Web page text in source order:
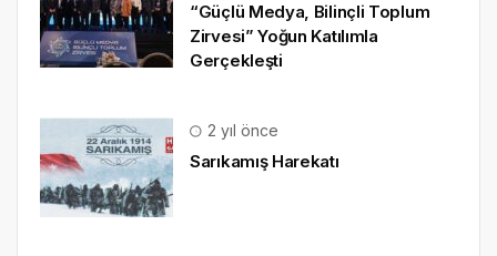
“Güçlü Medya, Bilinçli Toplum
Zirvesi” Yoğun Katılımla
Gerçekleşti
2 yıl önce
Sarıkamış Harekatı